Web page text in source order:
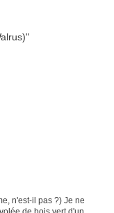
n'est-il pas ?) Je ne